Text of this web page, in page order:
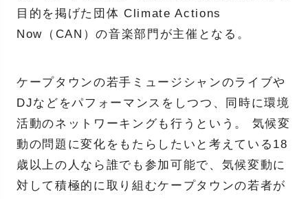
目的を掲げた団体 Climate Actions
Now（CAN）の音楽部門が主催となる。
ケープタウンの若手ミュージシャンのライブや
DJなどをパフォーマンスをしつつ、同時に環境
活動のネットワーキングも行うという。 気候変
動の問題に変化をもたらしたいと考えている18
歳以上の人なら誰でも参加可能で、気候変動に
対して積極的に取り組むケープタウンの若者が